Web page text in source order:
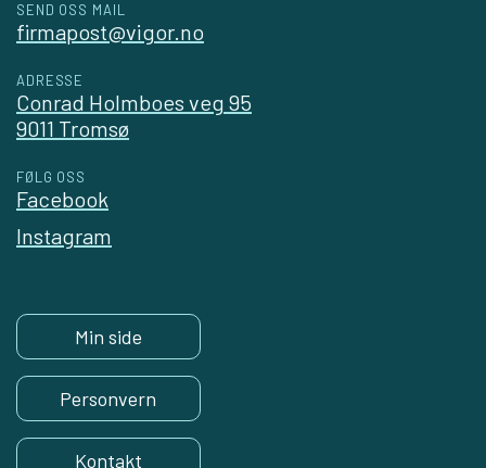
SEND OSS MAIL
firmapost@vigor.no
ADRESSE
Conrad Holmboes veg 95
9011 Tromsø
FØLG OSS
Facebook
Instagram
Min side
Personvern
Kontakt